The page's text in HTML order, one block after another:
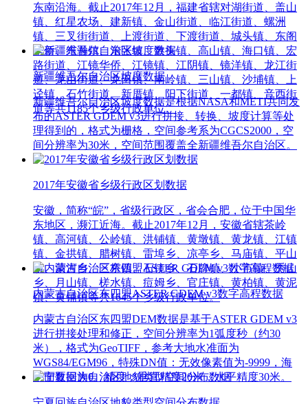
东南沿海。截止2017年12月，福建省辖对湖街道、盖山
镇、红星农场、建新镇、金山街道、临江街道、螺洲
镇、三叉街街道、上渡街道、下渡街道、城头镇、东阁
华侨、东瀚镇、东张镇、港头镇、高山镇、海口镇、宏
路街道、江镜华侨、江镜镇、江阴镇、镜洋镇、龙江街
道、龙山街道、龙田镇、南岭镇、三山镇、沙埔镇、上
迳镇、石竹街道、新厝镇、阳下街道、一都镇、音西街
道等共1185个乡级行政单位。
新疆维吾尔自治区坡度数据
新疆维吾尔自治区坡度数据是根据NASA和METI共同发
布的ASTER GDEM v3进行拼接、转换、坡度计算等处
理得到的，格式为栅格，空间参考系为CGCS2000，空
间分辨率为30米，空间范围覆盖全新疆维吾尔自治区。
2017年安徽省乡级行政区划数据
安徽，简称“皖”，省级行政区，省会合肥，位于中国华
东地区，濒江近海。截止2017年12月，安徽省辖茶岭
镇、高河镇、公岭镇、洪铺镇、黄墩镇、黄龙镇、江镇
镇、金拱镇、腊树镇、雷埠乡、凉亭乡、马庙镇、平山
镇、清河乡、三桥镇、石镜乡、石牌镇、小市镇、秀山
乡、月山镇、槎水镇、痘姆乡、官庄镇、黄柏镇、黄泥
镇、黄铺镇等共1645个乡级行政单位。
内蒙古自治区东四盟ASTER GDEM v3数字高程数据
内蒙古自治区东四盟DEM数据是基于ASTER GDEM v3
进行拼接处理和修正，空间分辨率为1弧度秒（约30
米），格式为GeoTIFF，参考大地水准面为
WGS84/EGM96，特殊DN值：无效像素值为-9999，海
平面数据为0。精度：垂直精度20米，水平精度30米。